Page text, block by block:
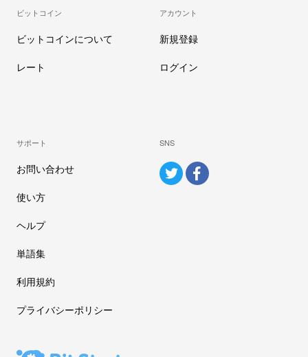
ビットコイン
ビットコインについて
レート
アカウント
新規登録
ログイン
サポート
お問い合わせ
使い方
ヘルプ
単語集
利用規約
プライバシーポリシー
SNS